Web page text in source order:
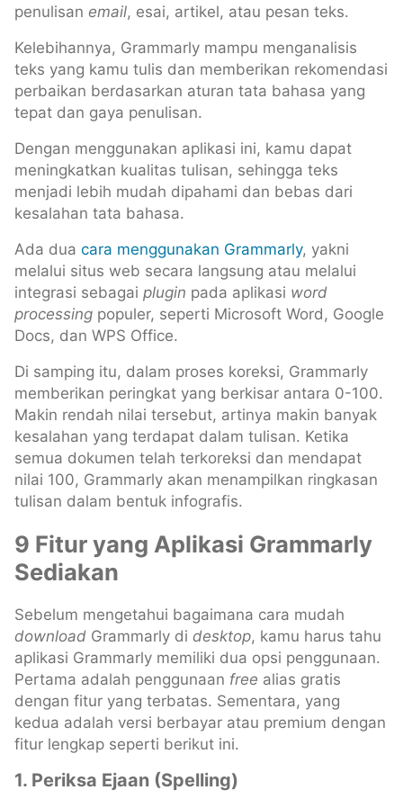
penulisan email, esai, artikel, atau pesan teks.
Kelebihannya, Grammarly mampu menganalisis
teks yang kamu tulis dan memberikan rekomendasi
perbaikan berdasarkan aturan tata bahasa yang
tepat dan gaya penulisan.
Dengan menggunakan aplikasi ini, kamu dapat
meningkatkan kualitas tulisan, sehingga teks
menjadi lebih mudah dipahami dan bebas dari
kesalahan tata bahasa.
Ada dua cara menggunakan Grammarly, yakni
melalui situs web secara langsung atau melalui
integrasi sebagai plugin pada aplikasi word
processing populer, seperti Microsoft Word, Google
Docs, dan WPS Office.
Di samping itu, dalam proses koreksi, Grammarly
memberikan peringkat yang berkisar antara 0-100.
Makin rendah nilai tersebut, artinya makin banyak
kesalahan yang terdapat dalam tulisan. Ketika
semua dokumen telah terkoreksi dan mendapat
nilai 100, Grammarly akan menampilkan ringkasan
tulisan dalam bentuk infografis.
9 Fitur yang Aplikasi Grammarly
Sediakan
Sebelum mengetahui bagaimana cara mudah
download Grammarly di desktop, kamu harus tahu
aplikasi Grammarly memiliki dua opsi penggunaan.
Pertama adalah penggunaan free alias gratis
dengan fitur yang terbatas. Sementara, yang
kedua adalah versi berbayar atau premium dengan
fitur lengkap seperti berikut ini.
1. Periksa Ejaan (Spelling)